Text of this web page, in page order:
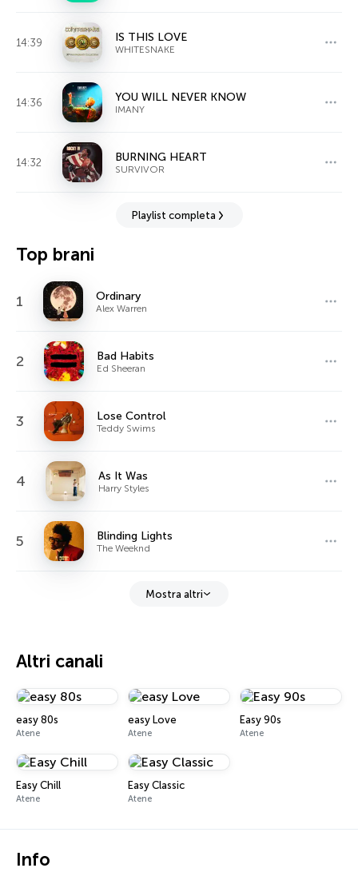
14:39 IS THIS LOVE
WHITESNAKE
14:36 YOU WILL NEVER KNOW
IMANY
14:32 BURNING HEART
SURVIVOR
Playlist completa
Top brani
1 Ordinary
Alex Warren
2 Bad Habits
Ed Sheeran
3 Lose Control
Teddy Swims
4 As It Was
Harry Styles
5 Blinding Lights
The Weeknd
Mostra altri
Altri canali
easy 80s
Atene
easy Love
Atene
Easy 90s
Atene
Easy Chill
Atene
Easy Classic
Atene
Info